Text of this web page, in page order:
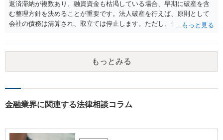
返済滞納が複数あり、融資資金も枯渇している場合、早期に破産を含
む整理方針を決めることが重要です。法人破産を行えば、原則として
会社の債務は清算され、取立ては停止します。ただし、代表者が連帯
ことが多いです。放置すると責任が拡大しやすいため、北海道の法律
事務所で法人破産の実績があるところを探して速やかに相談をして、
資金繰り・雇用・保証の有無を整理した上で進めるのが安全です。イ
ンターネットやココナラだけでなく、北海道の弁護士会などを頼りに
もっとみる
金融業界に関連する法律相談コラム